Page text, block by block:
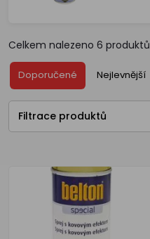
Celkem nalezeno 6 produktů
Doporučené Nejlevnější
Filtrace produktů